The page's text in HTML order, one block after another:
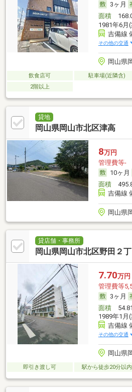
3ヶ月
面積
1981年6月
吉備線
その他の交通
岡山県
飲食店可 駐車場(近隣含)
2階以上
貸地
岡山県岡山市北区津高
8万円
管理費等-
10ヶ月
面積
吉備線
岡山県
貸店舗・事務所
岡山県岡山市北区野田２
7.70万円
管理費等
3ヶ月
面積
1989年1月
吉備線
その他の交通
岡山県
即引き渡し可 駅から徒歩20分以内